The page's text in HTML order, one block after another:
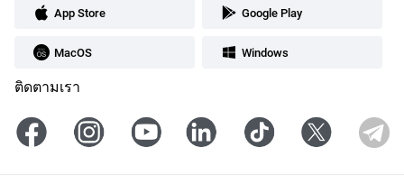
App Store Google Play
MacOS Windows
ติดตามเรา